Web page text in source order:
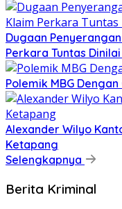
Dugaan
Perkara Tuntas
Polemik MBG
Alexander Wilyo
Ketapang
Selengkapnya
Berita Kriminal